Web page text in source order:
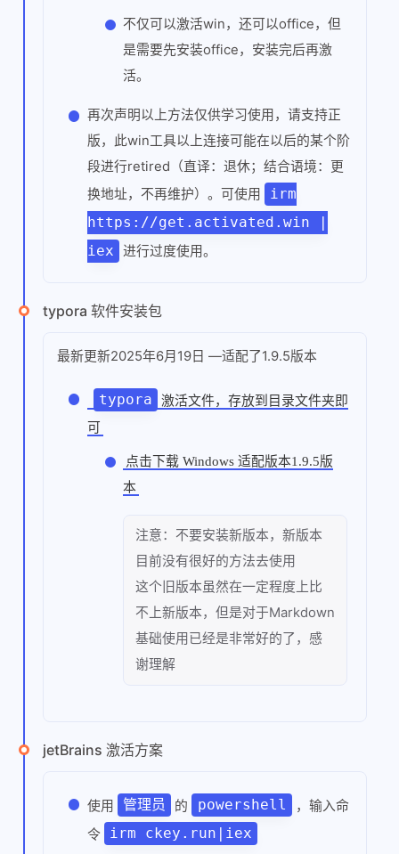
不仅可以激活win，还可以office，但
是需要先安装office，安装完后再激
活。
再次声明以上方法仅供学习使用，请支持正
版，此win工具以上连接可能在以后的某个阶
段进行retired（直译：退休；结合语境：更
换地址，不再维护）。可使用
irm
https://get.activated.win |
iex
进行过度使用。
typora 软件安装包
最新更新2025年6月19日 —适配了1.9.5版本
typora
激活文件，存放到目录文件夹即
可
点击下载 Windows 适配版本1.9.5版
本
注意：不要安装新版本，新版本
目前没有很好的方法去使用
这个旧版本虽然在一定程度上比
不上新版本，但是对于Markdown
基础使用已经是非常好的了，感
谢理解
jetBrains 激活方案
使用 管理员 的 powershell
，输入命
令
irm ckey.run|iex